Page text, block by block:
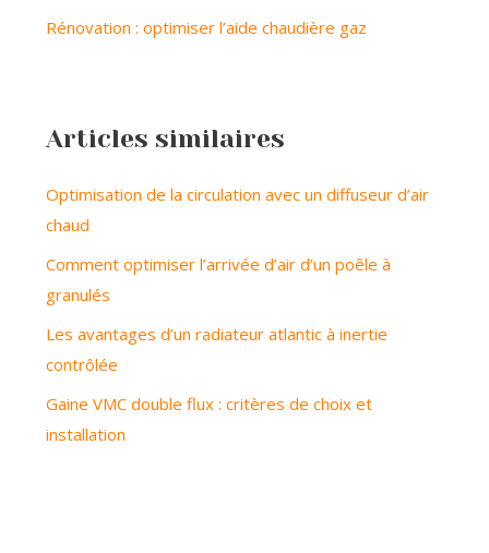
Rénovation : optimiser l’aide chaudière gaz
Articles similaires
Optimisation de la circulation avec un diffuseur d’air
chaud
Comment optimiser l’arrivée d’air d’un poêle à
granulés
Les avantages d’un radiateur atlantic à inertie
contrôlée
Gaine VMC double flux : critères de choix et
installation